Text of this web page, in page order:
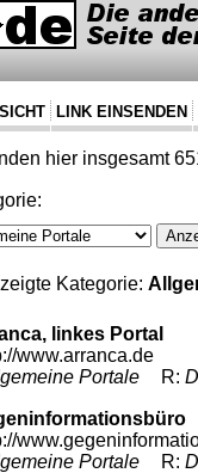
LINK EINSENDEN
hier insgesamt
Kategorie:
linkes Portal
www.arranca.de
Portale R:
Portale R: